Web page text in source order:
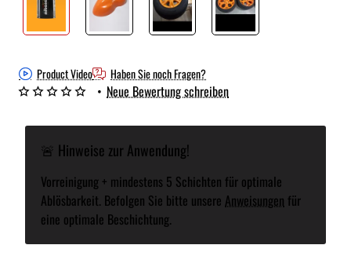
Product Video Haben Sie noch Fragen?
🚨 Hinweise zur Anwendung!
Vorreinigung + mindestens 5 Schichten für optimale
Ablösbarkeit. Befolgen Sie bitte unsere Anweisungen für
eine optimale Beschichtung.
• Neue Bewertung schreiben